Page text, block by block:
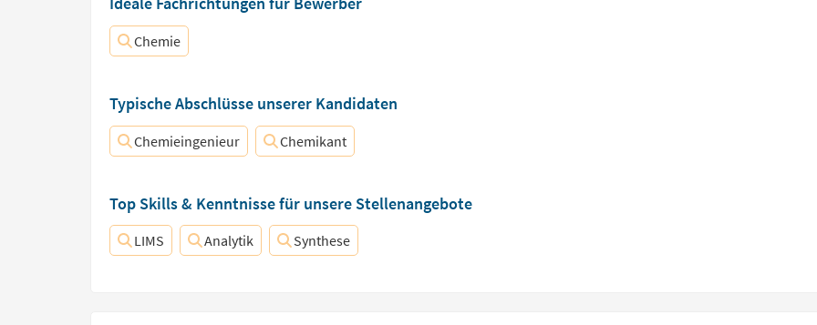
Chemie
Typische Abschlüsse unserer Kandidaten
Chemieingenieur Chemikant
Top Skills & Kenntnisse für unsere Stellenangebote
LIMS Analytik Synthese